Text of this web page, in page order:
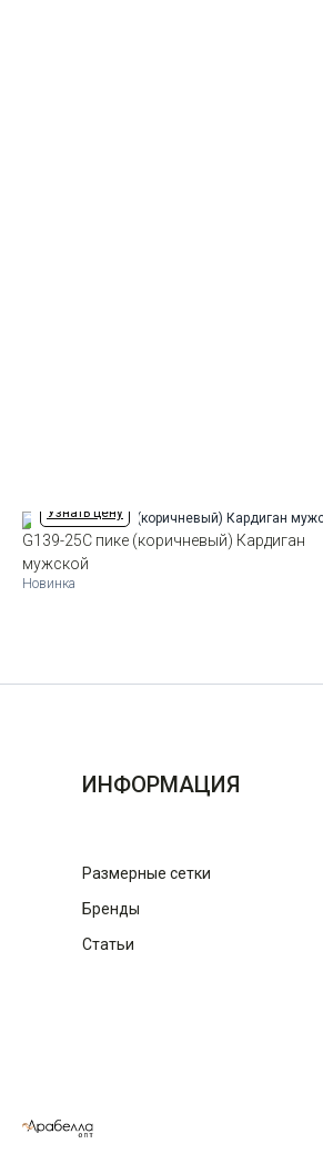
Узнать цену
G139-25С пике (коричневый) Кардиган
мужской
Новинка
ИНФОРМАЦИЯ
Размерные сетки
Бренды
Статьи